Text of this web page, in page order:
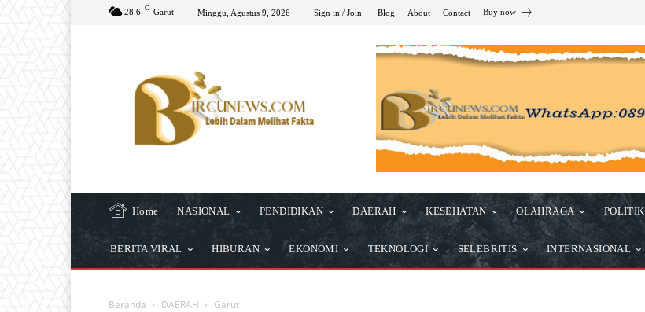
28.6 C Garut Minggu, Agustus 9, 2026 Sign in / Join Blog About Contact Buy now
Home NASIONAL PENDIDIKAN DAERAH KESEHATAN OLAHRAGA POLITIK
BERITA VIRAL HIBURAN EKONOMI TEKNOLOGI SELEBRITIS INTERNASIONAL
Beranda DAERAH Garut